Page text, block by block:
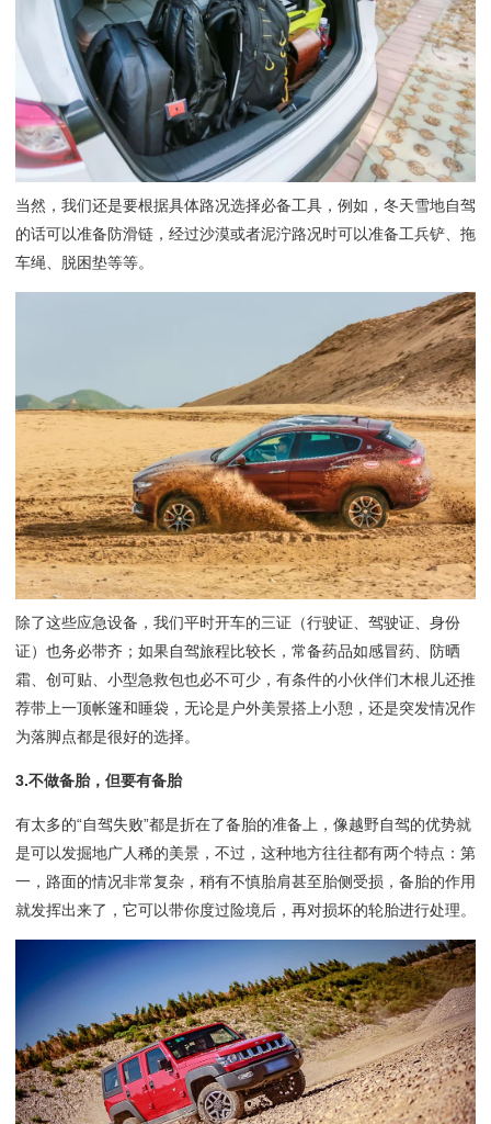
当然，我们还是要根据具体路况选择必备工具，例如，冬天雪地自驾
的话可以准备防滑链，经过沙漠或者泥泞路况时可以准备工兵铲、拖
车绳、脱困垫等等。
除了这些应急设备，我们平时开车的三证（行驶证、驾驶证、身份
证）也务必带齐；如果自驾旅程比较长，常备药品如感冒药、防晒
霜、创可贴、小型急救包也必不可少，有条件的小伙伴们木根儿还推
荐带上一顶帐篷和睡袋，无论是户外美景搭上小憩，还是突发情况作
为落脚点都是很好的选择。
3.不做备胎，但要有备胎
有太多的“自驾失败”都是折在了备胎的准备上，像越野自驾的优势就
是可以发掘地广人稀的美景，不过，这种地方往往都有两个特点：第
一，路面的情况非常复杂，稍有不慎胎肩甚至胎侧受损，备胎的作用
就发挥出来了，它可以带你度过险境后，再对损坏的轮胎进行处理。